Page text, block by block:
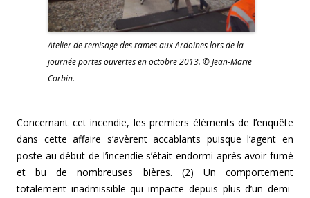
Atelier de remisage des rames aux Ardoines lors de la
journée portes ouvertes en octobre 2013. © Jean-Marie
Corbin.
Concernant cet incendie, les premiers éléments de l’enquête
dans cette affaire s’avèrent accablants puisque l’agent en
poste au début de l’incendie s’était endormi après avoir fumé
et bu de nombreuses bières. (2) Un comportement
totalement inadmissible qui impacte depuis plus d’un demi-